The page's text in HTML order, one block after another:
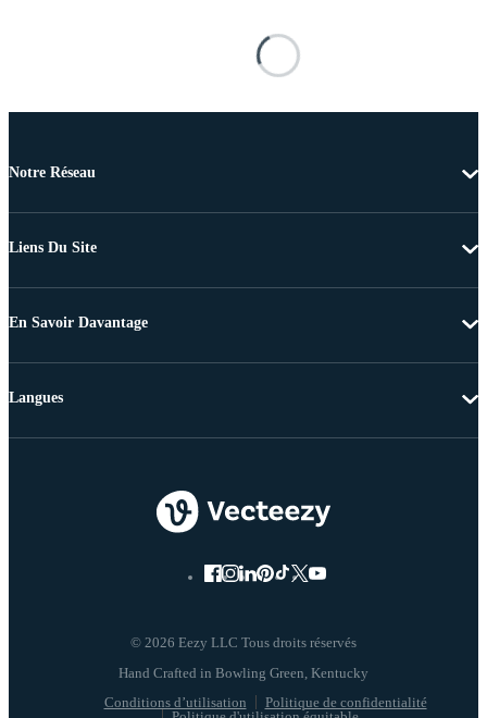
Notre Réseau
Liens Du Site
En Savoir Davantage
© 2026 Eezy LLC Tous droits réservés
Conditions d’utilisation
Politique de confidentialité
Langues